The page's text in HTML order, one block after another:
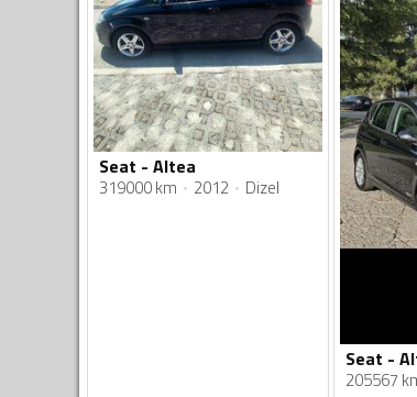
Seat - Altea
319000 km 2012 Dizel
205567